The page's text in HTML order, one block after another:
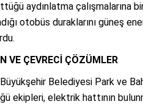
aydınlatma çalışmalarına
otobüs duraklarını güneş
VE ÇEVRECİ ÇÖZÜMLER
Belediyesi Park ve
ekipleri, elektrik hattının